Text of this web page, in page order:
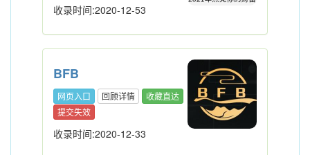
收录时间:2020-12-53
BFB
网页入口 回顾详情
收藏直达
提交失效
收录时间:2020-12-33